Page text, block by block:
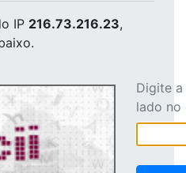
IP 216.73.216.23,
Digite
lado no